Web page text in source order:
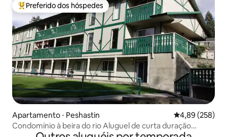
Entre os melhores preferidos dos hóspedes
Preferido dos hóspedes
Apartamento ⋅ Peshastin 4,89 de uma
4,89 (258)
Condomínio à beira do rio Aluguel de curta duração